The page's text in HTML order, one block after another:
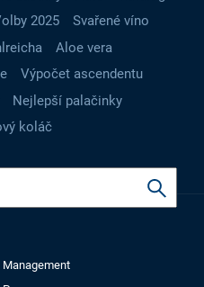
2025
Svařené víno
Aloe vera
Výpočet ascendentu
Nejlepší palačinky
koláč
Management